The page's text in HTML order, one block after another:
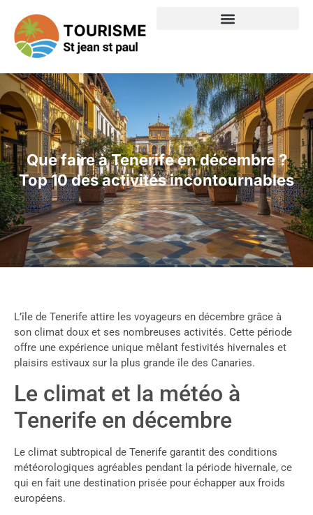
Que faire à Tenerife en décembre ?
Top 10 des activités incontournables
L’île de Tenerife attire les voyageurs en décembre grâce à
son climat doux et ses nombreuses activités. Cette période
offre une expérience unique mêlant festivités hivernales et
plaisirs estivaux sur la plus grande île des Canaries.
Le climat et la météo à
Tenerife en décembre
Le climat subtropical de Tenerife garantit des conditions
météorologiques agréables pendant la période hivernale, ce
qui en fait une destination prisée pour échapper aux froids
européens.